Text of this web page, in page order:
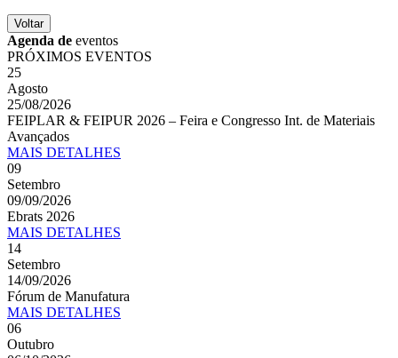
Voltar
Agenda de eventos
PRÓXIMOS EVENTOS
25
Agosto
25/08/2026
FEIPLAR & FEIPUR 2026 – Feira e Congresso Int. de Materiais
Avançados
MAIS DETALHES
09
Setembro
09/09/2026
Ebrats 2026
MAIS DETALHES
14
Setembro
14/09/2026
Fórum de Manufatura
MAIS DETALHES
06
Outubro